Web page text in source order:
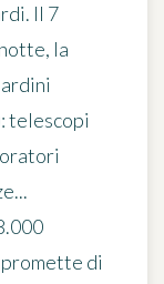
Il 7
, la
telescopi
di